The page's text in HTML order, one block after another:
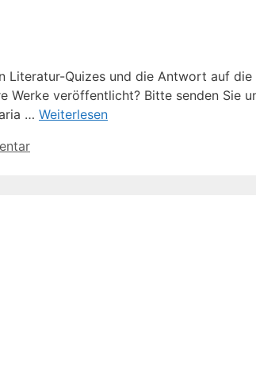
Literatur-Quizes und die Antwort auf
veröffentlicht? Bitte senden Sie
… Weiterlesen